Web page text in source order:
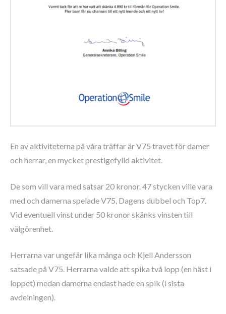
En av aktiviteterna på våra träffar är V75 travet för damer
och herrar, en mycket prestigefylld aktivitet.
De som vill vara med satsar 20 kronor. 47 stycken ville vara
med och damerna spelade V75, Dagens dubbel och Top7.
Vid eventuell vinst under 50 kronor skänks vinsten till
välgörenhet.
Herrarna var ungefär lika många och Kjell Andersson
satsade på V75. Herrarna valde att spika två lopp (en häst i
loppet) medan damerna endast hade en spik (i sista
avdelningen).